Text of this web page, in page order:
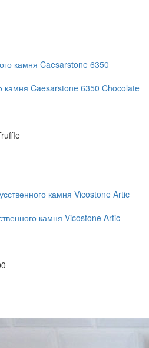
камня Caesarstone 6350 Chocolate
камня Vicostone Artic